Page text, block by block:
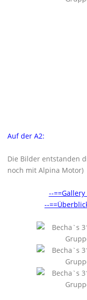
Auf der A2:
Die Bilder entstanden
noch mit Alpina Motor)
--
--